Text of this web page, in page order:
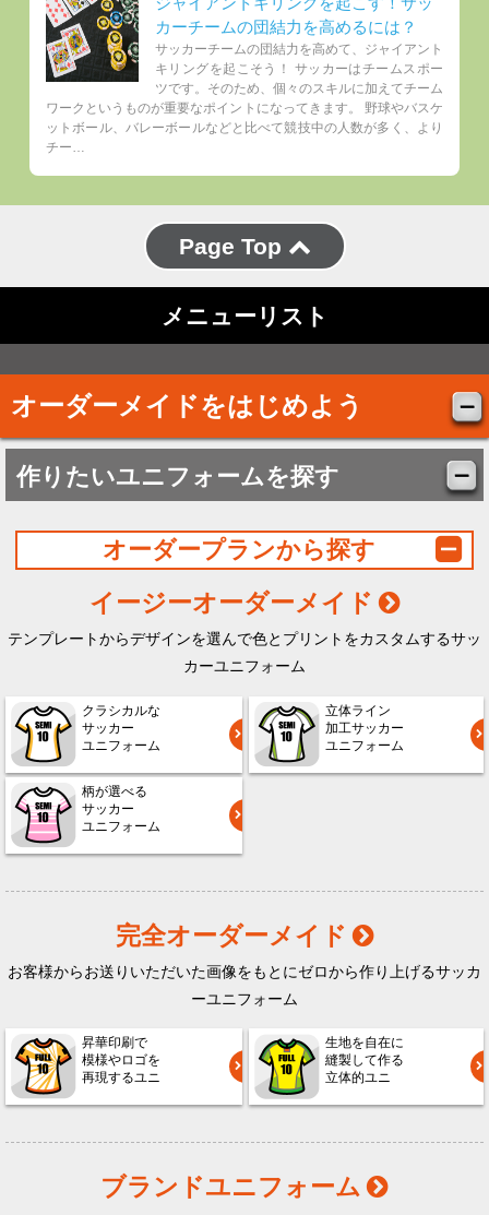
カーチームの団結力を高めるには？
サッカーチームの団結力を高めて、ジャイアント
キリングを起こそう！ サッカーはチームスポー
ツです。そのため、個々のスキルに加えてチーム
ワークというものが重要なポイントになってきます。 野球やバスケ
ットボール、バレーボールなどと比べて競技中の人数が多く、より
チー…
Page Top
メニューリスト
オーダーメイドをはじめよう
作りたいユニフォームを探す
オーダープランから探す
イージーオーダーメイド
テンプレートからデザインを選んで色とプリントをカスタムするサッ
カーユニフォーム
クラシカルな
サッカー
ユニフォーム
立体ライン
加工サッカー
ユニフォーム
柄が選べる
サッカー
ユニフォーム
完全オーダーメイド
お客様からお送りいただいた画像をもとにゼロから作り上げるサッカ
ーユニフォーム
昇華印刷で
模様やロゴを
再現するユニ
生地を自在に
縫製して作る
立体的ユニ
ブランドユニフォーム